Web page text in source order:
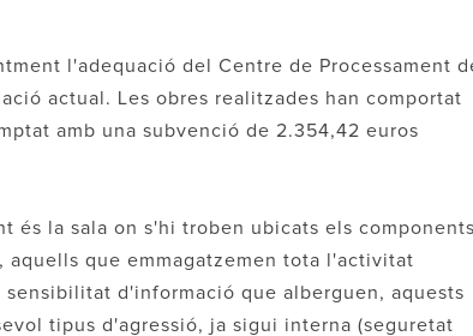
l'adequació del Centre de Processament
actual. Les obres realitzades han comportat
amb una subvenció de 2.354,42 euros
és la sala on s'hi troben ubicats els
que emmagatzemen tota l'activitat
d'informació que alberguen, aquests
tipus d'agressió, ja sigui interna (seguretat